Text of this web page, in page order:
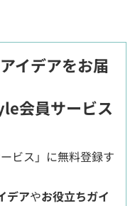
イデアをお届
会員サービス
ビス」に無料登録す
デアやお役立ちガイ